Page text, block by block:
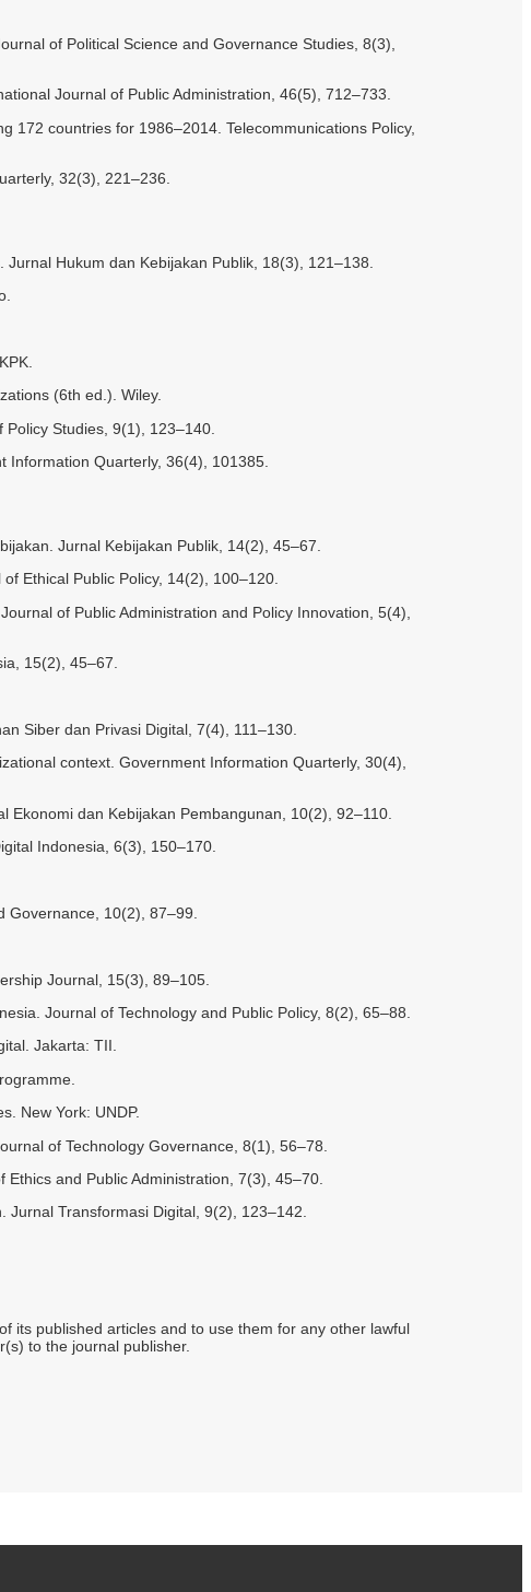
of Political Science and Governance Studies, 8(3),
Journal of Public Administration, 46(5), 712–733.
172 countries for 1986–2014. Telecommunications Policy,
32(3), 221–236.
Hukum dan Kebijakan Publik, 18(3), 121–138.
(6th ed.). Wiley.
Studies, 9(1), 123–140.
Quarterly, 36(4), 101385.
Jurnal Kebijakan Publik, 14(2), 45–67.
Ethical Public Policy, 14(2), 100–120.
of Public Administration and Policy Innovation, 5(4),
15(2), 45–67.
Siber dan Privasi Digital, 7(4), 111–130.
context. Government Information Quarterly, 30(4),
dan Kebijakan Pembangunan, 10(2), 92–110.
Indonesia, 6(3), 150–170.
Governance, 10(2), 87–99.
Journal, 15(3), 89–105.
Journal of Technology and Public Policy, 8(2), 65–88.
Jakarta: TII.
New York: UNDP.
of Technology Governance, 8(1), 56–78.
and Public Administration, 7(3), 45–70.
Jurnal Transformasi Digital, 9(2), 123–142.
its published articles and to use them for any other lawful
to the journal publisher.